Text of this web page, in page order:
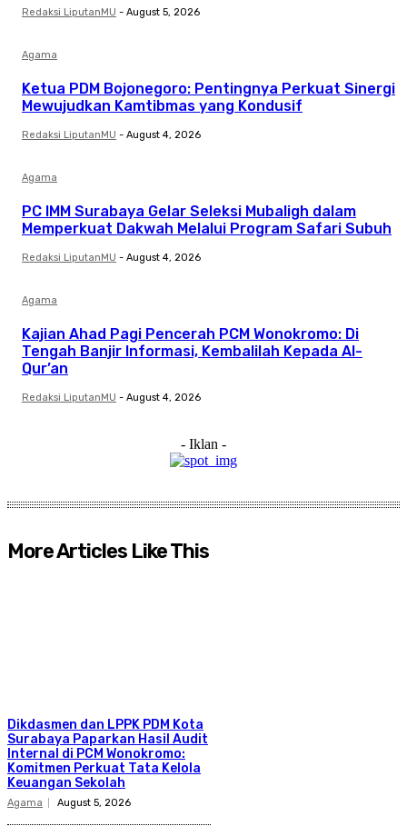
Redaksi LiputanMU - August 5, 2026
Agama
Ketua PDM Bojonegoro: Pentingnya Perkuat Sinergi
Mewujudkan Kamtibmas yang Kondusif
Redaksi LiputanMU - August 4, 2026
Agama
PC IMM Surabaya Gelar Seleksi Mubaligh dalam
Memperkuat Dakwah Melalui Program Safari Subuh
Redaksi LiputanMU - August 4, 2026
Agama
Kajian Ahad Pagi Pencerah PCM Wonokromo: Di
Tengah Banjir Informasi, Kembalilah Kepada Al-
Qur’an
Redaksi LiputanMU - August 4, 2026
- Iklan -
More Articles Like This
Dikdasmen dan LPPK PDM Kota
Surabaya Paparkan Hasil Audit
Internal di PCM Wonokromo:
Komitmen Perkuat Tata Kelola
Keuangan Sekolah
Agama August 5, 2026